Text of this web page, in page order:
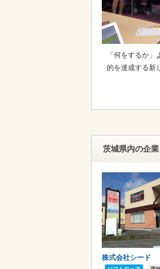
「何をするか
的を達成する新
茨城県内の企業
株式会社シード